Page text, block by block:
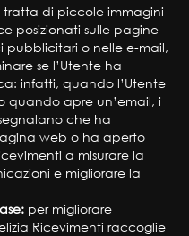
tratta di piccole immagini
posizionati sulle pagine
pubblicitari o nelle e-mail,
se l’Utente ha
infatti, quando l’Utente
apre un’email, i
che ha
web o ha aperto
a misurare la
e migliorare la
per migliorare
Ricevimenti raccoglie